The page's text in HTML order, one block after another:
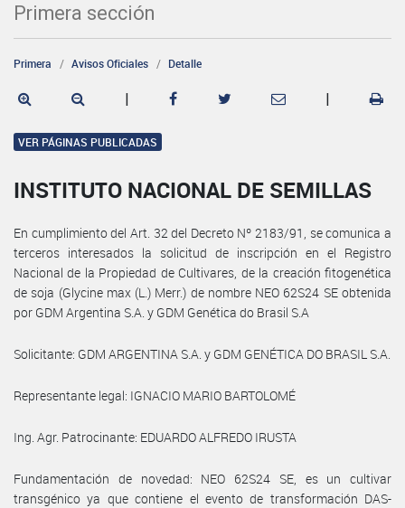
Primera sección
Primera Avisos Oficiales Detalle
| |
VER PÁGINAS PUBLICADAS
INSTITUTO NACIONAL DE SEMILLAS
En cumplimiento del Art. 32 del Decreto Nº 2183/91, se comunica a
terceros interesados la solicitud de inscripción en el Registro
Nacional de la Propiedad de Cultivares, de la creación fitogenética
de soja (Glycine max (L.) Merr.) de nombre NEO 62S24 SE obtenida
por GDM Argentina S.A. y GDM Genética do Brasil S.A
Solicitante: GDM ARGENTINA S.A. y GDM GENÉTICA DO BRASIL S.A.
Representante legal: IGNACIO MARIO BARTOLOMÉ
Ing. Agr. Patrocinante: EDUARDO ALFREDO IRUSTA
Fundamentación de novedad: NEO 62S24 SE, es un cultivar
transgénico ya que contiene el evento de transformación DAS-